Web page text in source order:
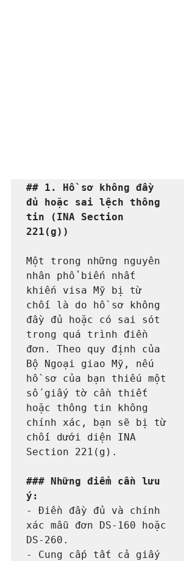
## 1. Hồ sơ không đầy
đủ hoặc sai lệch thông
tin (INA Section
221(g))
Một trong những nguyên
nhân phổ biến nhất
khiến visa Mỹ bị từ
chối là do hồ sơ không
đầy đủ hoặc có sai sót
trong quá trình điền
đơn. Theo quy định của
Bộ Ngoại giao Mỹ, nếu
hồ sơ của bạn thiếu một
số giấy tờ cần thiết
hoặc thông tin không
chính xác, bạn sẽ bị từ
chối dưới diện INA
Section 221(g).
### Những điểm cần lưu
ý:
- Điền đầy đủ và chính
xác mẫu đơn DS-160 hoặc
DS-260.
- Cung cấp tất cả giấy